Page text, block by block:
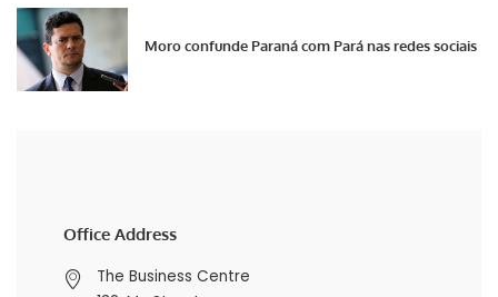
Moro confunde Paraná com Pará nas redes sociais
Office Address
The Business Centre